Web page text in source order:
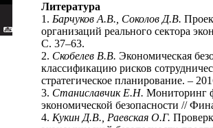
Литература
1. Барчуков А.В., Соколов Д.В.
организаций реального сектора
С. 37–63.
2. Скобелев В.В. Экономическая
классификацию рисков
стратегическое планирование. –
3. Станиславчик Е.Н. Мониторинг
экономической безопасности //
4. Кукин Д.В., Раевская О.Г.